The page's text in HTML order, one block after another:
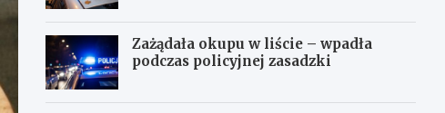
Zażądała okupu w liście – wpadła
podczas policyjnej zasadzki